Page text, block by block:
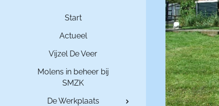
Start
Actueel
Vijzel De Veer
Molens in beheer bij
SMZK
De Werkplaats